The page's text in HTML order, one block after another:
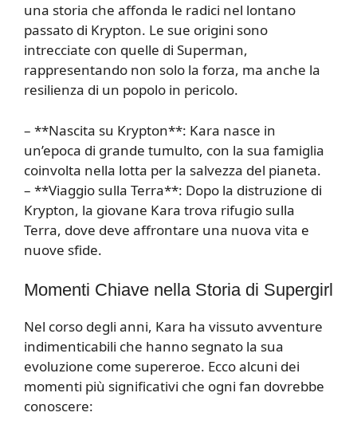
una storia che affonda le radici nel lontano
passato di Krypton. Le sue origini sono
intrecciate con quelle di Superman,
rappresentando non solo la forza, ma anche la
resilienza di un popolo in pericolo.
– **Nascita su Krypton**: Kara nasce in
un’epoca di grande tumulto, con la sua famiglia
coinvolta nella lotta per la salvezza del pianeta.
– **Viaggio sulla Terra**: Dopo la distruzione di
Krypton, la giovane Kara trova rifugio sulla
Terra, dove deve affrontare una nuova vita e
nuove sfide.
Momenti Chiave nella Storia di Supergirl
Nel corso degli anni, Kara ha vissuto avventure
indimenticabili che hanno segnato la sua
evoluzione come supereroe. Ecco alcuni dei
momenti più significativi che ogni fan dovrebbe
conoscere: